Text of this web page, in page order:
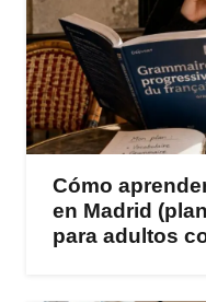
Cómo
en Madrid
para adultos